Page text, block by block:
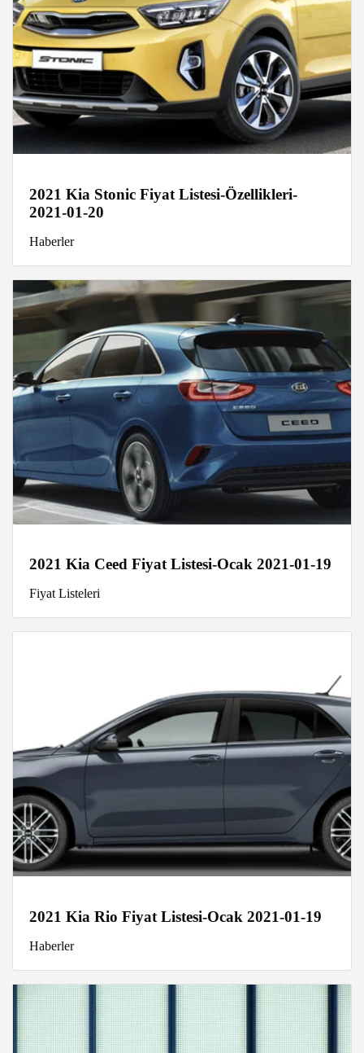
2021 Kia Stonic Fiyat Listesi-Özellikleri-
2021-01-20
Haberler
2021 Kia Ceed Fiyat Listesi-Ocak 2021-01-19
Fiyat Listeleri
2021 Kia Rio Fiyat Listesi-Ocak 2021-01-19
Haberler